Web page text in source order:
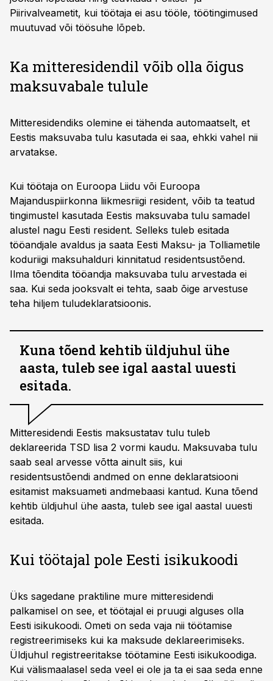
Piirivalveametit, kui töötaja ei asu tööle, töötingimused
muutuvad või töösuhe lõpeb.
Ka mitteresidendil võib olla õigus
maksuvabale tulule
Mitteresidendiks olemine ei tähenda automaatselt, et
Eestis maksuvaba tulu kasutada ei saa, ehkki vahel nii
arvatakse.
Kui töötaja on Euroopa Liidu või Euroopa
Majanduspiirkonna liikmesriigi resident, võib ta teatud
tingimustel kasutada Eestis maksuvaba tulu samadel
alustel nagu Eesti resident. Selleks tuleb esitada
tööandjale avaldus ja saata Eesti Maksu- ja Tolliametile
koduriigi maksuhalduri kinnitatud residentsustõend.
Ilma tõendita tööandja maksuvaba tulu arvestada ei
saa. Kui seda jooksvalt ei tehta, saab õige arvestuse
teha hiljem tuludeklaratsioonis.
Kuna tõend kehtib üldjuhul ühe
aasta, tuleb see igal aastal uuesti
esitada.
Mitteresidendi Eestis maksustatav tulu tuleb
deklareerida TSD lisa 2 vormi kaudu. Maksuvaba tulu
saab seal arvesse võtta ainult siis, kui
residentsustõendi andmed on enne deklaratsiooni
esitamist maksuameti andmebaasi kantud. Kuna tõend
kehtib üldjuhul ühe aasta, tuleb see igal aastal uuesti
esitada.
Kui töötajal pole Eesti isikukoodi
Üks sagedane praktiline mure mitteresidendi
palkamisel on see, et töötajal ei pruugi alguses olla
Eesti isikukoodi. Ometi on seda vaja nii töötamise
registreerimiseks kui ka maksude deklareerimiseks.
Üldjuhul registreeritakse töötamine Eesti isikukoodiga.
Kui välismaalasel seda veel ei ole ja ta ei saa seda enne